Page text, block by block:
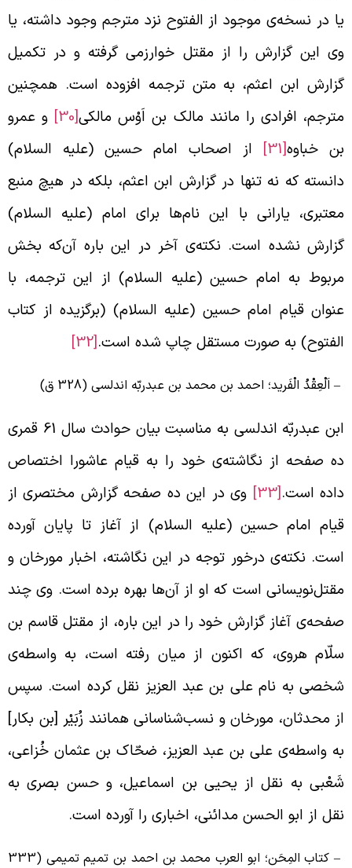
در نسخه‌ی موجود از الفتوح نزد مترجم وجود داشته، یا
این گزارش را از مقتل خوارزمی گرفته و در تکمیل
ابن اعثم، به متن ترجمه افزوده است. همچنین
افرادی را مانند مالک بن اَوْس مالکی[30]
و عمرو
خباوه[31]
از اصحاب امام حسین (علیه السلام)
که نه تنها در گزارش ابن اعثم، بلکه در هیچ منبع
یارانی با این نام‌ها برای امام (علیه السلام)
نشده است. نکته‌ی آخر در این باره آن‌که بخش
به امام حسین (علیه السلام) از این ترجمه، با
قیام امام حسین (علیه السلام) (برگزیده از کتاب
به صورت مستقل چاپ شده است.[32]
اَلْعِقْدُ الْفَرید؛ احمد بن محمد بن عبدربّه اندلسی (328 ق)
ابن عبدربّه اندلسی به مناسبت بیان حوادث سال 61 قمری
صفحه از نگاشته‌ی خود را به قیام عاشورا اختصاص
است.[33]
وی در این ده صفحه گزارش مختصری از
امام حسین (علیه السلام) از آغاز تا پایان آورده
نکته‌ی درخور توجه در این نگاشته، اخبار مورخان و
است که او از آن‌ها بهره‌ برده است. وی چند
آغاز گزارش خود را در این باره، از مقتل قاسم بن
هروی، که اکنون از میان رفته است، به واسطه‌ی
به نام علی بن عبد العزیز نقل کرده است. سپس
محدثان، مورخان و نسب‌شناسانی همانند زُبَیْر [بن بکار]
واسطه‌ی علی بن عبد العزیز، ضحّاک بن عثمان خُزاعی،
به نقل از یحیی بن اسماعیل، و حسن بصری به
از ابو الحسن مدائنی، اخباری را آورده است.
– کتاب المِحَن؛ ابو العرب محمد بن احمد بن تمیم تمیمی (333